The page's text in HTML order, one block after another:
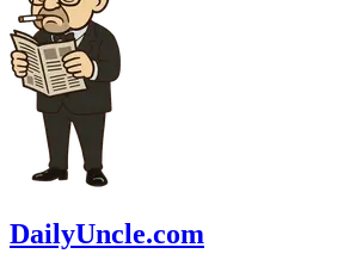
DailyUncle.com